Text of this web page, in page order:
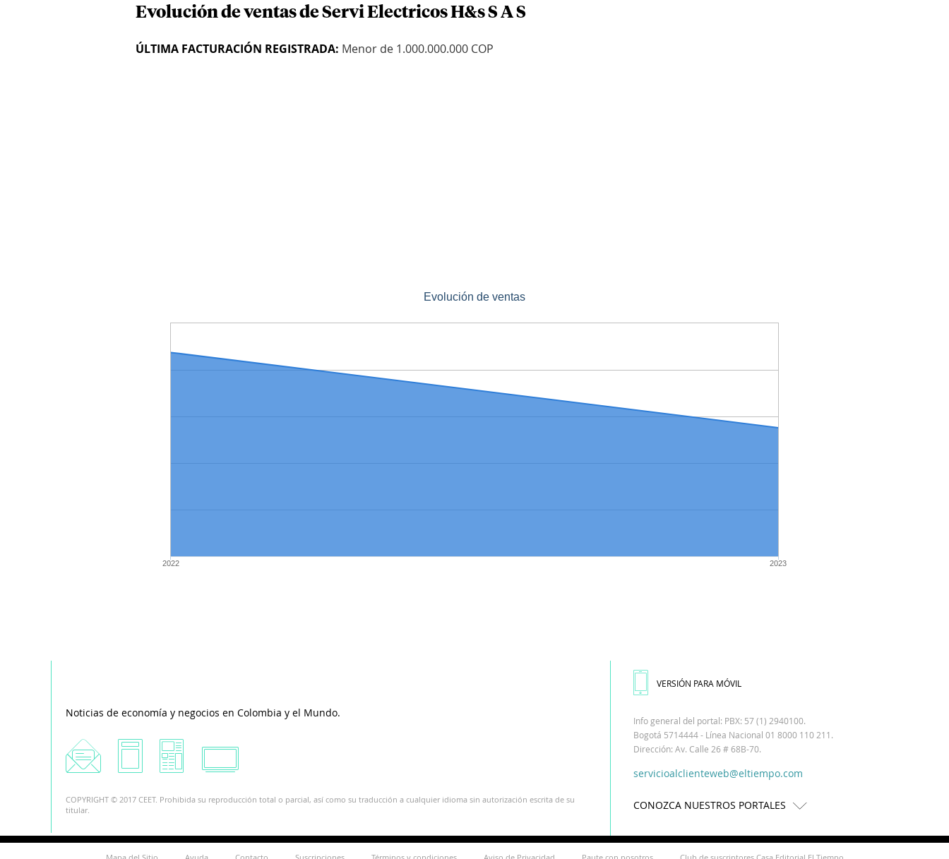
Evolución de ventas de Servi Electricos H&s S A S
ÚLTIMA FACTURACIÓN REGISTRADA: Menor de 1.000.000.000 COP
Evolución de ventas
2022 2023
Noticias de economía y negocios en Colombia y el Mundo.
COPYRIGHT © 2017 CEET. Prohibida su reproducción total o parcial, así como su traducción a cualquier idioma sin autorización escrita de su
titular.
VERSIÓN PARA MÓVIL
Info general del portal: PBX: 57 (1) 2940100.
Bogotá 5714444 - Línea Nacional 01 8000 110 211.
Dirección: Av. Calle 26 # 68B-70.
servicioalclienteweb@eltiempo.com
CONOZCA NUESTROS PORTALES